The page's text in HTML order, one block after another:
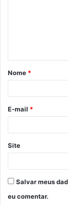
á
r
*
Nome *
E-mail *
Site
Salvar meus
eu comentar.